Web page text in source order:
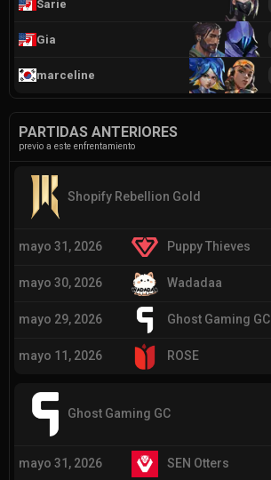
Sarie
Gia
marceline
PARTIDAS ANTERIORES
previo a este enfrentamiento
Shopify Rebellion Gold
mayo 31, 2026 Puppy Thieves
mayo 30, 2026 Wadadaa
mayo 29, 2026 Ghost Gaming GC
mayo 11, 2026 ROSE
Ghost Gaming GC
mayo 31, 2026 SEN Otters